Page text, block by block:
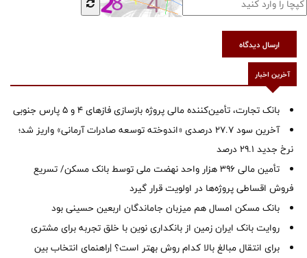
ارسال دیدگاه
آخرین اخبار
بانک تجارت، تأمین‌کننده مالی پروژه بازسازی فازهای ۴ و ۵ پارس جنوبی
آخرین سود ۲۷.۷ درصدی «اندوخته توسعه صادرات آرمانی» واریز شد؛
نرخ جدید ۲۹.۱ درصد
تأمین مالی ۳۹۶ هزار واحد نهضت ملی توسط بانک مسکن/ تسریع
فروش اقساطی پروژه‌ها در اولویت قرار گیرد
بانک مسکن امسال هم میزبان جاماندگان اربعین حسینی بود
روایت بانک ایران زمین از بانکداری نوین با خلق تجربه برای مشتری
برای انتقال مبالغ بالا کدام روش بهتر است؟ |راهنمای انتخاب بین